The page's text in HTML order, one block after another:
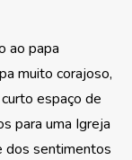
ao papa
muito corajoso,
espaço de
para uma Igreja
dos sentimentos